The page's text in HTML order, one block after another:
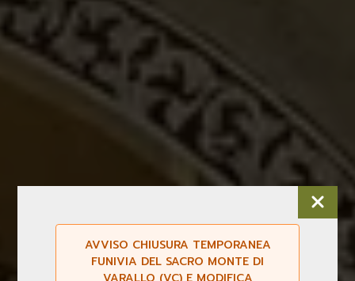
AVVISO CHIUSURA TEMPORANEA
FUNIVIA DEL SACRO MONTE DI